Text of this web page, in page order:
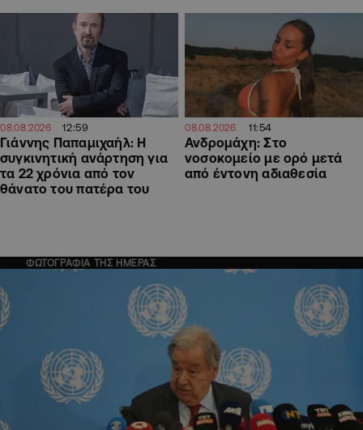
08.08.2026 12:59
Γιάννης Παπαμιχαήλ: Η
συγκινητική ανάρτηση για
τα 22 χρόνια από τον
θάνατο του πατέρα του
08.08.2026 11:54
Ανδρομάχη: Στο
νοσοκομείο με ορό μετά
από έντονη αδιαθεσία
ΦΩΤΟΓΡΑΦΙΑ ΤΗΣ ΗΜΕΡΑΣ